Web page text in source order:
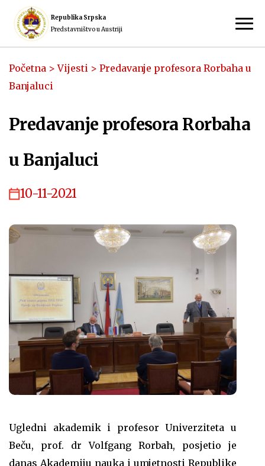
Republika Srpska
Predstavništvo u Austriji
Početna >Vijesti > Predavanje profesora Rorbaha u
Banjaluci
Predavanje profesora Rorbaha
u Banjaluci
10-11-2021
Ugledni akademik i profesor Univerziteta u
Beču, prof. dr Volfgang Rorbah, posjetio je
danas Akademiju nauka i umjetnosti Republike